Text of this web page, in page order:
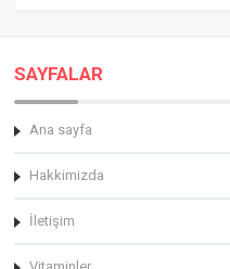
SAYFALAR
Ana sayfa
Hakkimizda
İletişim